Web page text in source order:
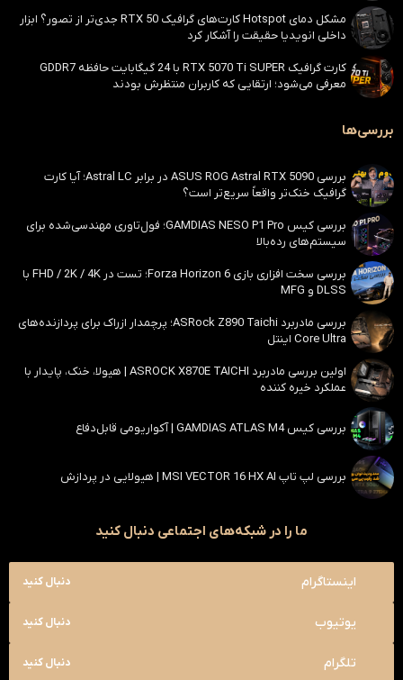
مشکل دمای Hotspot کارت‌های گرافیک RTX 50 جدی‌تر از تصور؟ ابزار
داخلی انویدیا حقیقت را آشکار کرد
کارت گرافیک RTX 5070 Ti SUPER با 24 گیگابایت حافظه GDDR7
معرفی می‌شود؛ ارتقایی که کاربران منتظرش بودند
بررسی‌ها
بررسی ASUS ROG Astral RTX 5090 در برابر Astral LC؛ آیا کارت
گرافیک خنک‌تر واقعاً سریع‌تر است؟
بررسی کیس GAMDIAS NESO P1 Pro؛ فول‌تاوری مهندسی‌شده برای
سیستم‌های رده‌بالا
بررسی سخت افزاری بازی Forza Horizon 6؛ تست در FHD / 2K / 4K با
DLSS و MFG
بررسی مادربرد ASRock Z890 Taichi؛ پرچمدار ازراک برای پردازنده‌های
Core Ultra اینتل
اولین بررسی مادربرد ASROCK X870E TAICHI | هیولا، خنک، پایدار با
عملکرد خیره کننده
بررسی کیس GAMDIAS ATLAS M4 | آکواریومی قابل‌دفاع
بررسی لپ تاپ MSI VECTOR 16 HX AI | هیولایی در پردازش
ما را در شبکه‌های اجتماعی دنبال کنید
اینستاگرام دنبال کنید
یوتیوب دنبال کنید
تلگرام دنبال کنید